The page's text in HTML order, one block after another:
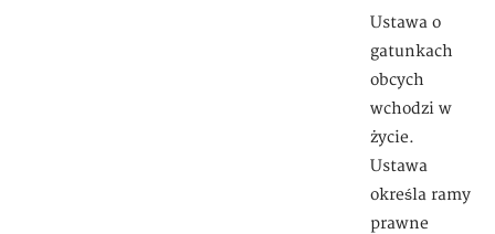
Ustawa o
gatunkach
obcych
wchodzi w
życie.
Ustawa
określa ramy
prawne